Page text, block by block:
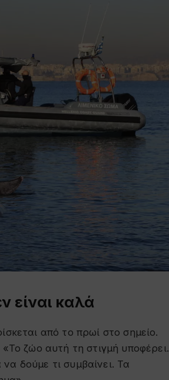
είναι καλά
από το πρωί στο σημείο.
ζώο αυτή τη στιγμή υποφέρει.
δούμε τι συμβαίνει. Τα